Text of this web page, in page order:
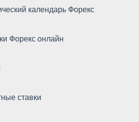
календарь Форекс
Форекс онлайн
ставки